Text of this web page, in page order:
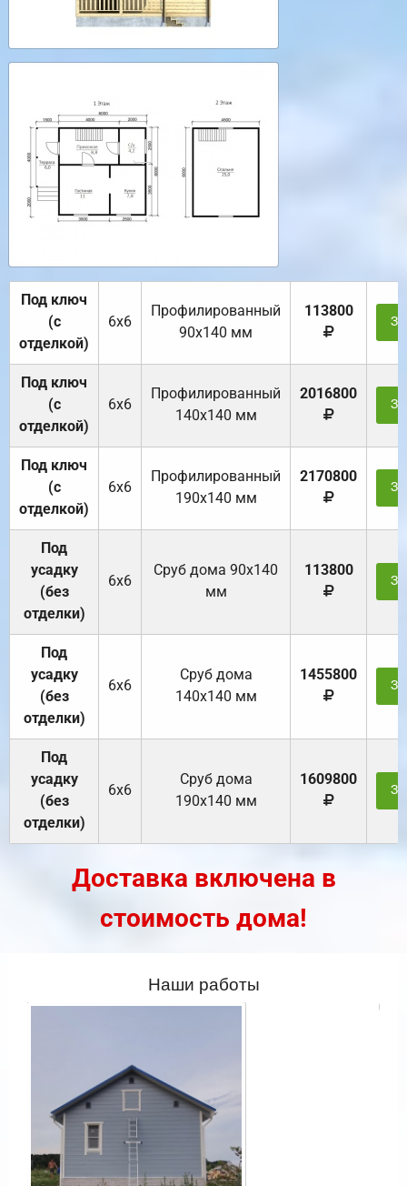
Под ключ
(с
отделкой)
6х6
Профилированный
90х140 мм
113800
Под ключ
(с
отделкой)
6х6
Профилированный
140х140 мм
2016800
Под ключ
(с
отделкой)
6х6
Профилированный
190х140 мм
2170800
Под
усадку
(без
отделки)
6х6
Cруб дома 90x140
мм
113800
Под
усадку
(без
отделки)
6х6
Cруб дома
140х140 мм
1455800
Под
усадку
(без
отделки)
6х6
Cруб дома
190х140 мм
1609800
Доставка включена в
стоимость дома!
Наши работы